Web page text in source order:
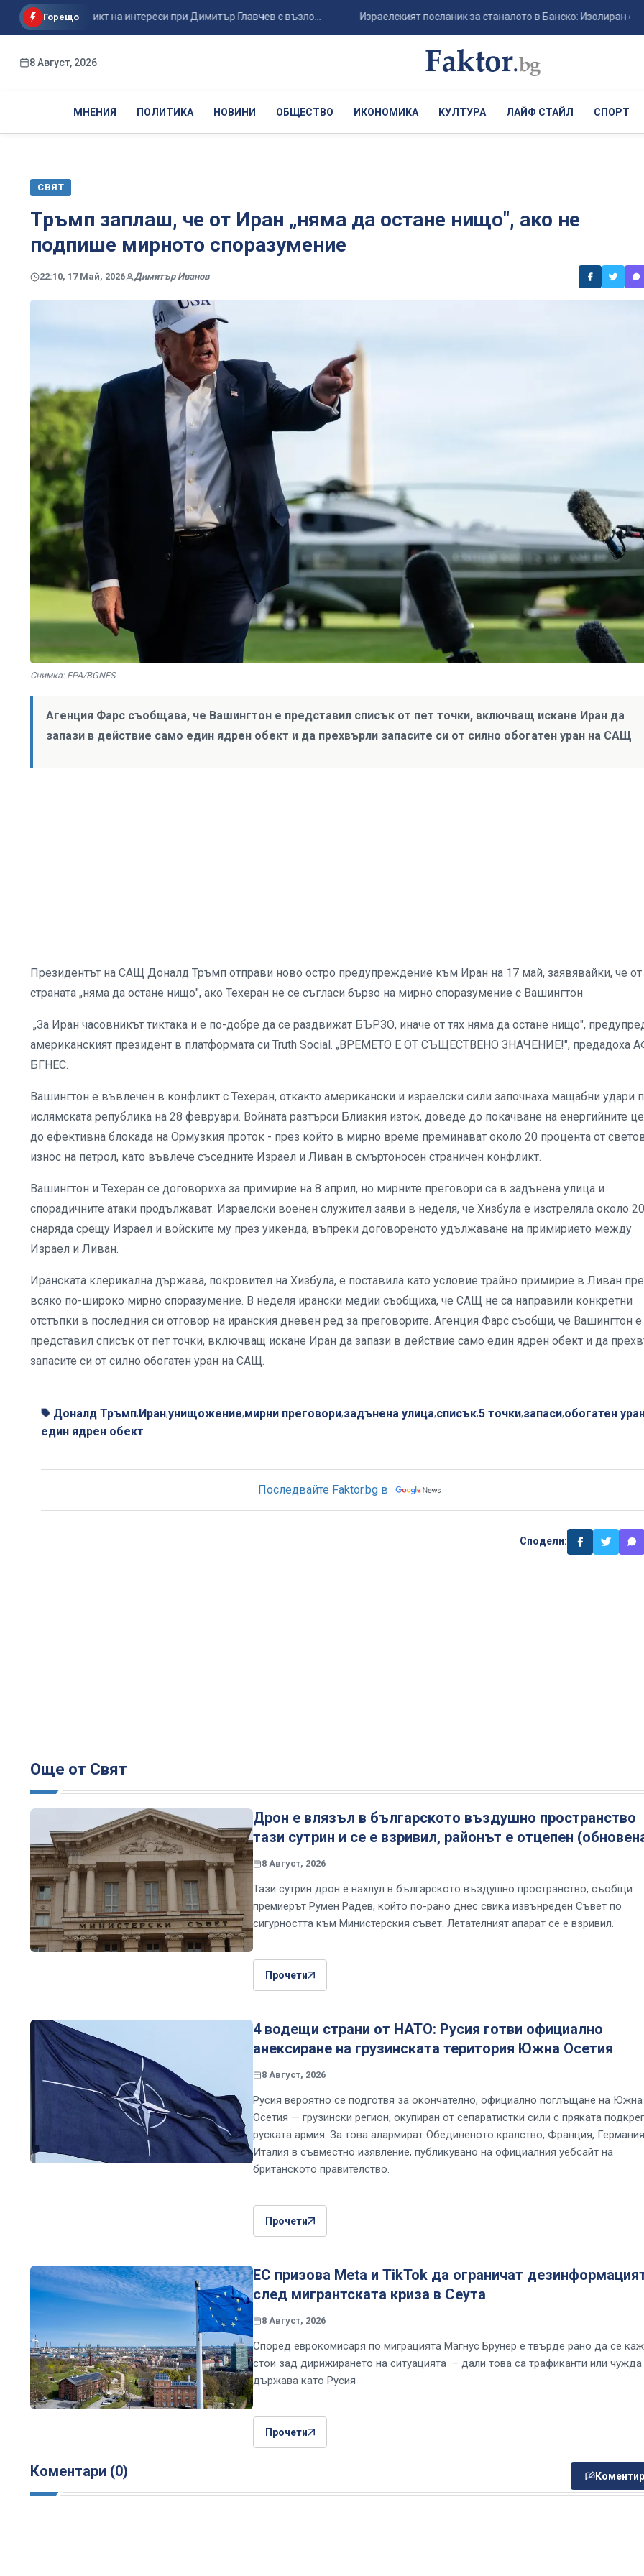
Горещо
за конфликт на интереси при Димитър Главчев с възло... Израелският посланик за станалото в Банско: Изолиран случай -
8 Август, 2026
МНЕНИЯ ПОЛИТИКА НОВИНИ ОБЩЕСТВО ИКОНОМИКА КУЛТУРА ЛАЙФ СТАЙЛ СПОРТ
СВЯТ
Тръмп заплаш, че от Иран „няма да остане нищо", ако не
подпише мирното споразумение
22:10, 17 Май, 2026 Димитър Иванов
Снимка: EPA/BGNES
Агенция Фарс съобщава, че Вашингтон е представил списък от пет точки, включващ искане Иран да
запази в действие само един ядрен обект и да прехвърли запасите си от силно обогатен уран на САЩ
Президентът на САЩ Доналд Тръмп отправи ново остро предупреждение към Иран на 17 май, заявявайки, че от
страната „няма да остане нищо", ако Техеран не се съгласи бързо на мирно споразумение с Вашингтон
„За Иран часовникът тиктака и е по-добре да се раздвижат БЪРЗО, иначе от тях няма да остане нищо",
американският президент в платформата си Truth Social. „ВРЕМЕТО Е ОТ СЪЩЕСТВЕНО ЗНАЧЕНИЕ!", предадоха
БГНЕС.
Вашингтон е въвлечен в конфликт с Техеран, откакто американски и израелски сили започнаха мащабни удари
ислямската република на 28 февруари. Войната разтърси Близкия изток, доведе до покачване на енергийните
до ефективна блокада на Ормузкия проток - през който в мирно време преминават около 20 процента от
износ на петрол, като въвлече съседните Израел и Ливан в смъртоносен страничен конфликт.
Вашингтон и Техеран се договориха за примирие на 8 април, но мирните преговори са в задънена улица и
спорадичните атаки продължават. Израелски военен служител заяви в неделя, че Хизбула е изстреляла около
снаряда срещу Израел и войските му през уикенда, въпреки договореното удължаване на примирието между
Израел и Ливан.
Иранската клерикална държава, покровител на Хизбула, е поставила като условие трайно примирие в Ливан
всяко по-широко мирно споразумение. В неделя ирански медии съобщиха, че САЩ не са направили конкретни
отстъпки в последния си отговор на иранския дневен ред за преговорите. Агенция Фарс съобщи, че Вашингтон е
представил списък от пет точки, включващ искане Иран да запази в действие само един ядрен обект и да
запасите си от силно обогатен уран на САЩ.
Доналд Тръмп,Иран,унищожение,мирни преговори,задънена улица,списък,5 точки,запаси,обогатен
един ядрен обект
Последвайте Faktor.bg в
Сподели:
Още от Свят
Дрон е влязъл в българското въздушно пространство
тази сутрин и се е взривил, районът е отцепен
8 Август, 2026
Тази сутрин дрон е нахлул в българското въздушно пространство, съобщи
премиерът Румен Радев, който по-рано днес свика извънреден Съвет по
сигурността към Министерския съвет. Летателният апарат се е взривил.
Прочети
4 водещи страни от НАТО: Русия готви официално
анексиране на грузинската територия Южна Осетия
8 Август, 2026
Русия вероятно се подготвя за окончателно, официално поглъщане на Южна
Осетия — грузински регион, окупиран от сепаратистки сили с пряката
руската армия. За това алармират Обединеното кралство, Франция,
Италия в съвместно изявление, публикувано на официалния уебсайт на
британското правителство.
Прочети
ЕС призова Meta и TikTok да ограничат
след мигрантската криза в Сеута
8 Август, 2026
Според еврокомисаря по миграцията Магнус Брунер е твърде рано да се
стои зад дирижирането на ситуацията – дали това са трафиканти или чужда
държава като Русия
Прочети
Коментари (0)